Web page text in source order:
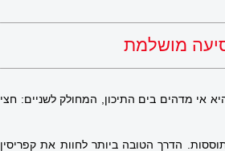
מושלמת
אי מדהים בים התיכון, המחולק לשניים: חצי
הדרך הטובה ביותר לחוות את קפריסין